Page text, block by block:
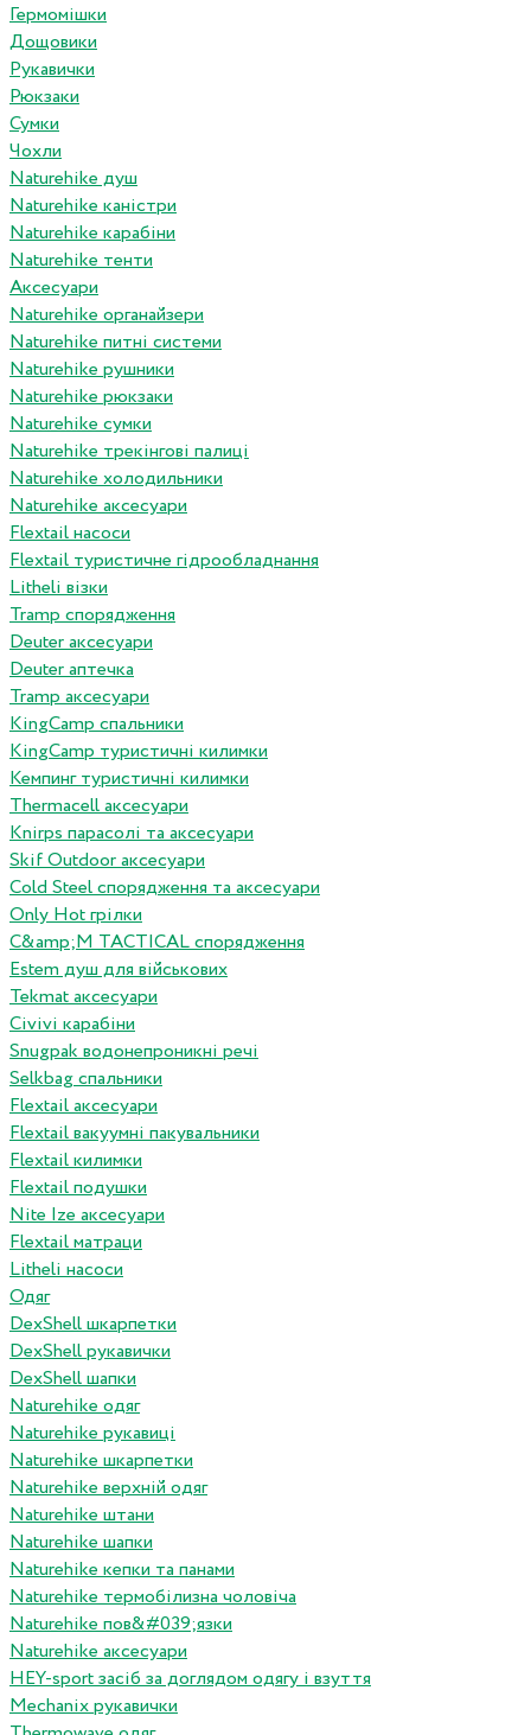
Гермомішки
Дощовики
Рукавички
Рюкзаки
Сумки
Чохли
Naturehike душ
Naturehike каністри
Naturehike карабіни
Naturehike тенти
Аксесуари
Naturehike органайзери
Naturehike питні системи
Naturehike рушники
Naturehike рюкзаки
Naturehike сумки
Naturehike трекінгові палиці
Naturehike холодильники
Naturehike аксесуари
Flextail насоси
Flextail туристичне гідрообладнання
Litheli візки
Tramp спорядження
Deuter аксесуари
Deuter аптечка
Tramp аксесуари
KingCamp спальники
KingCamp туристичні килимки
Кемпинг туристичні килимки
Thermacell аксесуари
Knirps парасолі та аксесуари
Skif Outdoor аксесуари
Cold Steel спорядження та аксесуари
Only Hot грілки
C&amp;M TACTICAL спорядження
Estem душ для військових
Tekmat аксесуари
Сivivi карабіни
Snugpak водонепроникні речі
Selkbag спальники
Flextail аксесуари
Flextail вакуумні пакувальники
Flextail килимки
Flextail подушки
Nite Ize аксесуари
Flextail матраци
Litheli насоси
Одяг
DexShell шкарпетки
DexShell рукавички
DexShell шапки
Naturehike одяг
Naturehike рукавиці
Naturehike шкарпетки
Naturehike верхній одяг
Naturehike штани
Naturehike шапки
Naturehike кепки та панами
Naturehike термобілизна чоловіча
Naturehike пов&#039;язки
Naturehike аксесуари
HEY-sport засіб за доглядом одягу і взуття
Mechanix рукавички